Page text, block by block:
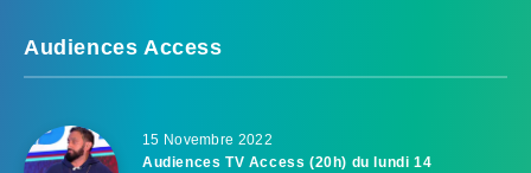
Audiences Access
15 Novembre 2022
Audiences TV Access (20h) du lundi 14